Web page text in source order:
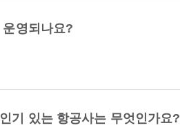
영되나요?
기 있는 항공사는 무엇인가요?